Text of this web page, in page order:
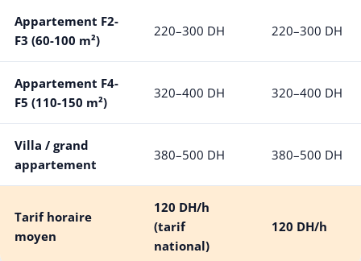
Appartement F2-
F3 (60-100 m²)
220–300 DH 220–300 DH
Appartement F4-
F5 (110-150 m²)
320–400 DH 320–400 DH
Villa / grand
appartement
380–500 DH 380–500 DH
Tarif horaire
moyen
120 DH/h
(tarif
national)
120 DH/h